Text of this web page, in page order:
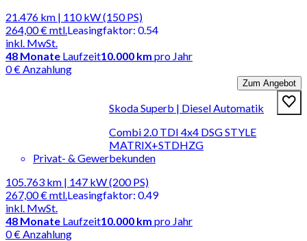
21.476 km | 110 kW (150 PS)
264,00 €mtl.
inkl. MwSt.
Leasingfaktor: 0.54
48 Monate Laufzeit10.000 km pro Jahr
0 € Anzahlung
Zum Angebot
Skoda Superb | Diesel Automatik
Combi 2.0 TDI 4x4 DSG STYLE
MATRIX+STDHZG
Privat- & Gewerbekunden
105.763 km | 147 kW (200 PS)
267,00 €mtl.
inkl. MwSt.
Leasingfaktor: 0.49
48 Monate Laufzeit10.000 km pro Jahr
0 € Anzahlung